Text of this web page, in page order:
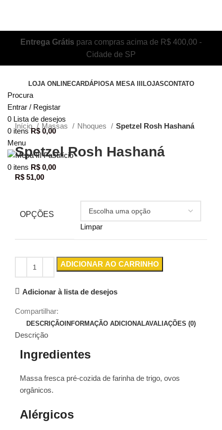
Entrega Grátis para compras acima de R$ 400,00 -
Cidade de SP
LOJA ONLINECARDÁPIOSA MESA III LOJASCONTATO
Procura
Entrar / Registar
0 Lista de desejos
0 itens R$ 0,00
Menu
0 itens R$ 0,00
Clique para ampliar
Início
Massas Nhoques Spetzel Rosh Hashaná
Spetzel Rosh Hashaná
R$ 51,00
OPÇÕES
Limpar
ADICIONAR AO CARRINHO
Adicionar à lista de desejos
Compartilhar:
DESCRIÇÃO INFORMAÇÃO ADICIONALAVALIAÇÕES (0)
Descrição
Ingredientes
Massa fresca pré-cozida de farinha de trigo, ovos
orgânicos.
Alérgicos